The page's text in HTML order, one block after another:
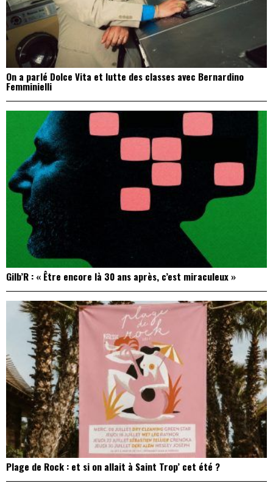
On a parlé Dolce Vita et lutte des classes avec Bernardino
Femminielli
Gilb’R : « Être encore là 30 ans après, c’est miraculeux »
Plage de Rock : et si on allait à Saint Trop’ cet été ?